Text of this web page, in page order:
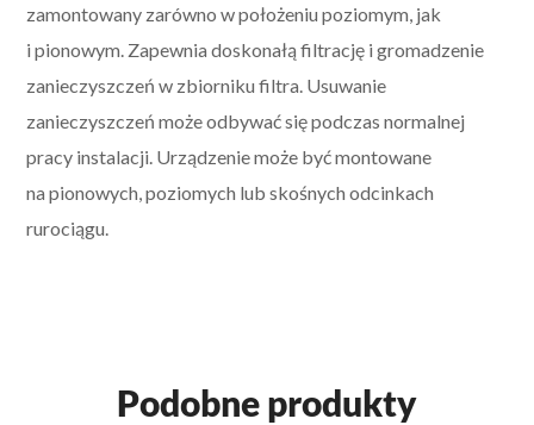
zamontowany zarówno w położeniu poziomym, jak
i pionowym. Zapewnia doskonałą filtrację i gromadzenie
zanieczyszczeń w zbiorniku filtra. Usuwanie
zanieczyszczeń może odbywać się podczas normalnej
pracy instalacji. Urządzenie może być montowane
na pionowych, poziomych lub skośnych odcinkach
rurociągu.
Podobne produkty